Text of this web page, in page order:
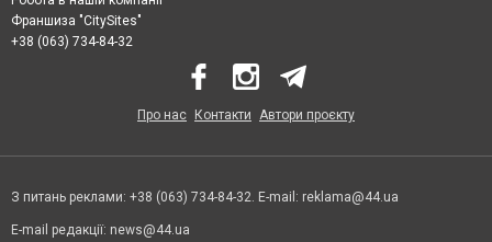
Франшиза "CitySites"
+38 (063) 734-84-32
Про нас Контакти Автори проєкту
З питань реклами: +38 (063) 734-84-32. E-mail: reklama@44.ua
E-mail редакції: news@44.ua